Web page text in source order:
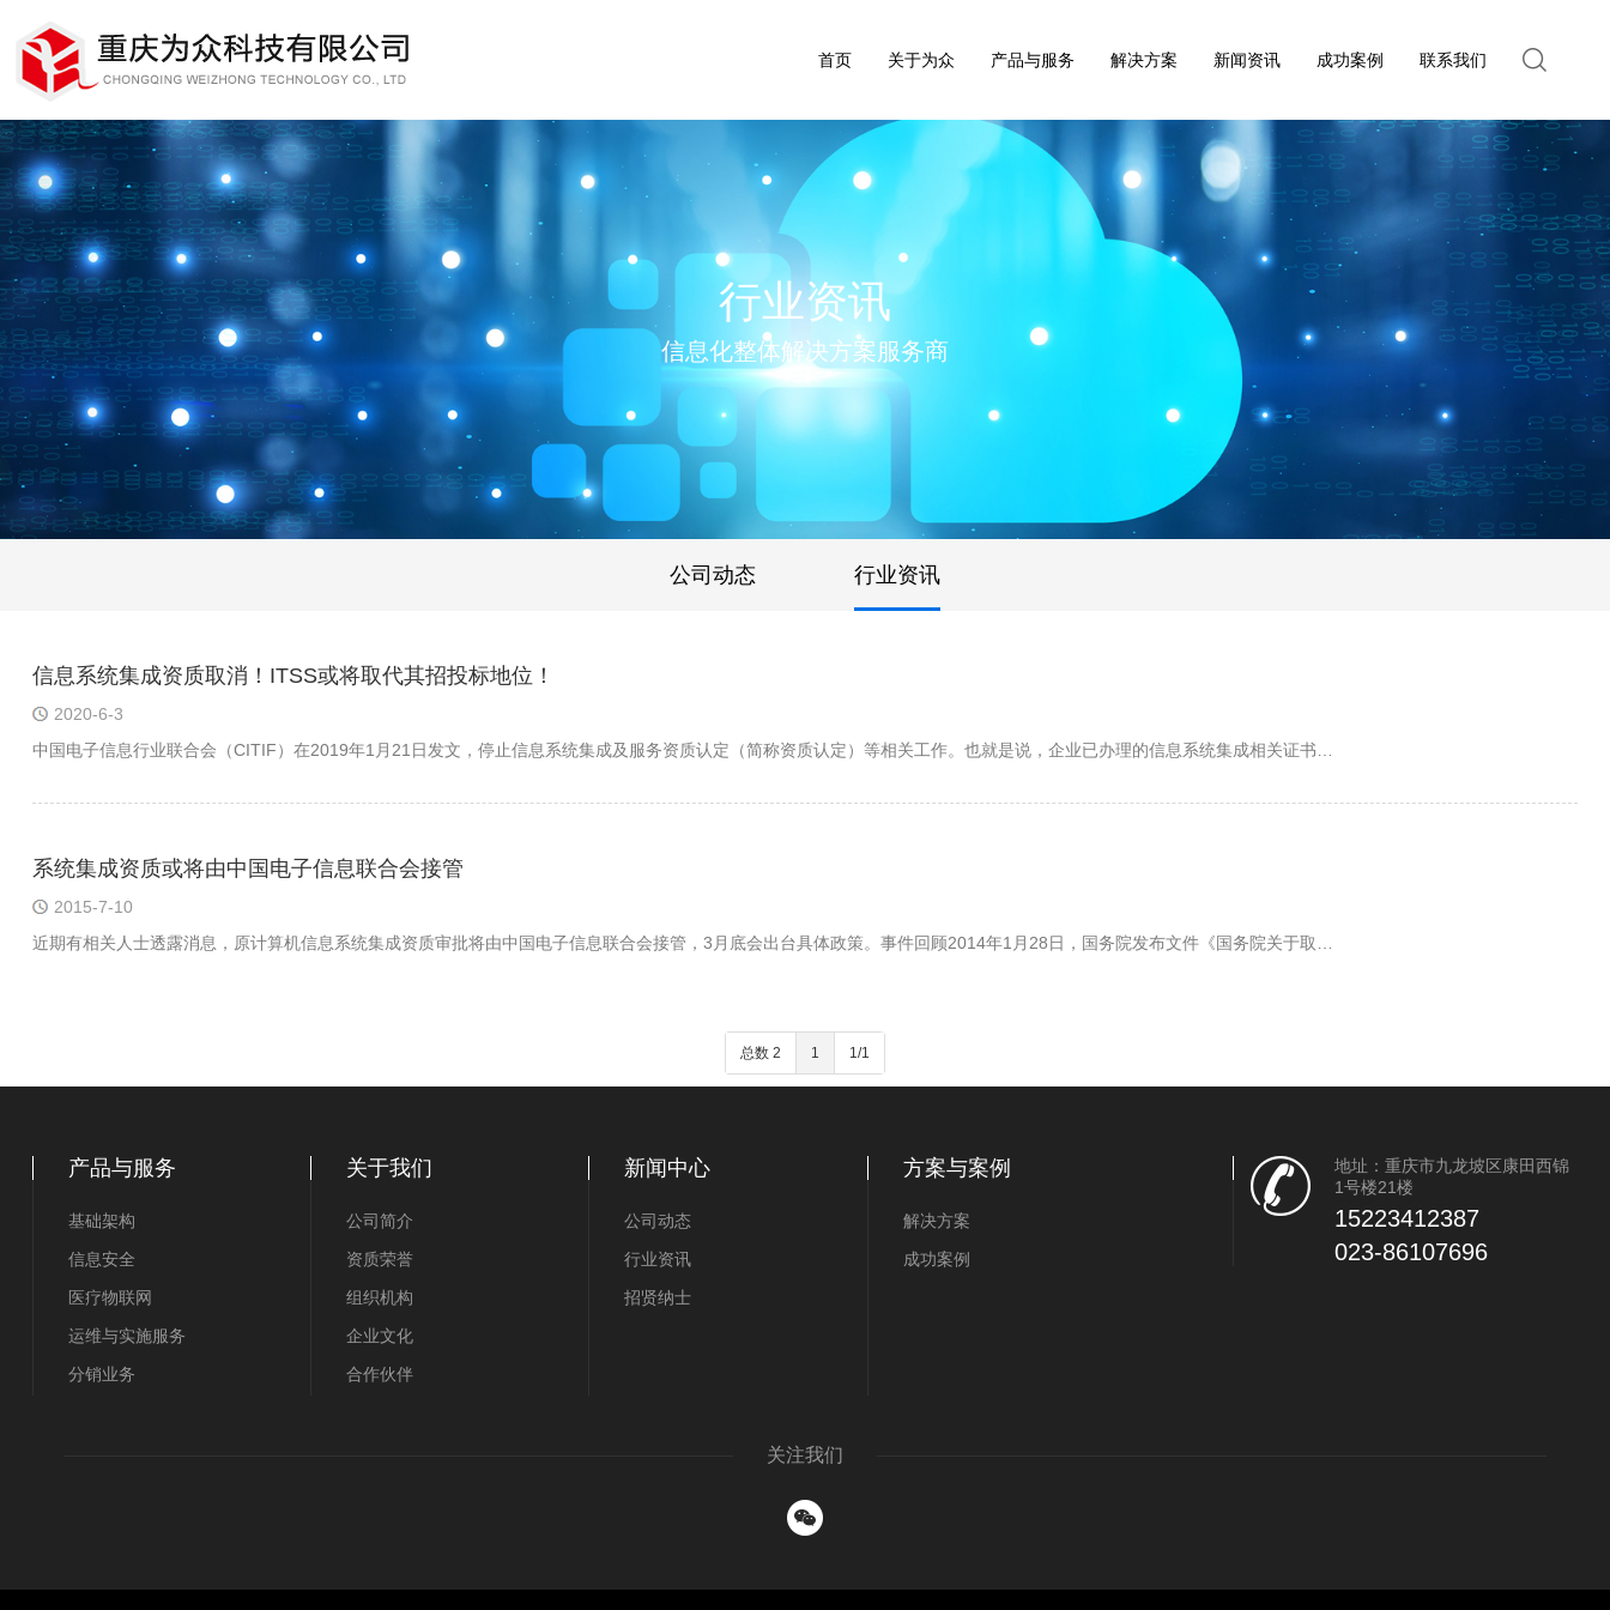
首页 关于为众 产品与服务 解决方案 新闻资讯 成功案例 联系我们
行业资讯
信息化整体解决方案服务商
公司动态 行业资讯
信息系统集成资质取消！ITSS或将取代其招投标地位！
2020-6-3
中国电子信息行业联合会（CITIF）在2019年1月21日发文，停止信息系统集成及服务资质认定（简称资质认定）等相关工作。也就是说，企业已办理的信息系统集成相关证书…
系统集成资质或将由中国电子信息联合会接管
2015-7-10
近期有相关人士透露消息，原计算机信息系统集成资质审批将由中国电子信息联合会接管，3月底会出台具体政策。事件回顾2014年1月28日，国务院发布文件《国务院关于取…
总数 2 1 1/1
产品与服务
基础架构
信息安全
医疗物联网
运维与实施服务
分销业务
关于我们
公司简介
资质荣誉
组织机构
企业文化
合作伙伴
新闻中心
公司动态
行业资讯
招贤纳士
方案与案例
解决方案
成功案例
地址：重庆市九龙坡区康田西锦
1号楼21楼
15223412387
023-86107696
关注我们